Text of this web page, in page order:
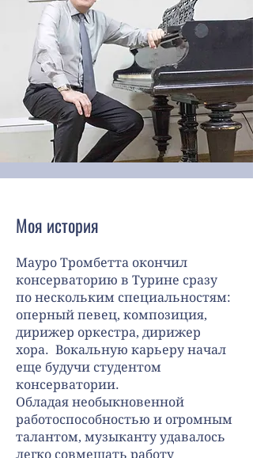
Моя история
Мауро Тромбетта окончил
консерваторию в Турине сразу
по нескольким специальностям:
оперный певец, композиция,
дирижер оркестра, дирижер
хора. Вокальную карьеру начал
еще будучи студентом
консерватории.
Обладая необыкновенной
работоспособностью и огромным
талантом, музыканту удавалось
легко совмещать работу